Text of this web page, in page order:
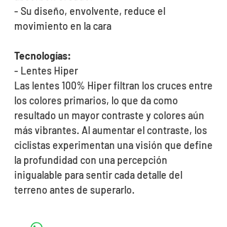
- Su diseño, envolvente, reduce el
movimiento en la cara
Tecnologías:
- Lentes Hiper
Las lentes 100% Hiper filtran los cruces entre
los colores primarios, lo que da como
resultado un mayor contraste y colores aún
más vibrantes. Al aumentar el contraste, los
ciclistas experimentan una visión que define
la profundidad con una percepción
inigualable para sentir cada detalle del
terreno antes de superarlo.